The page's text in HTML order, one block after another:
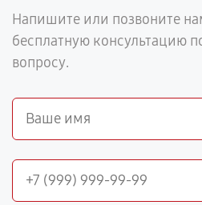
Напишите или позвоните
бесплатную консультацию
вопросу.